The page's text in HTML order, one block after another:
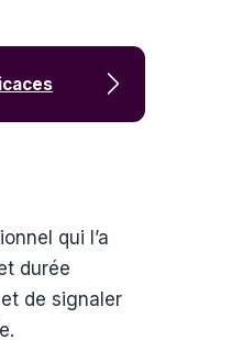
qui l’a
durée
de signaler